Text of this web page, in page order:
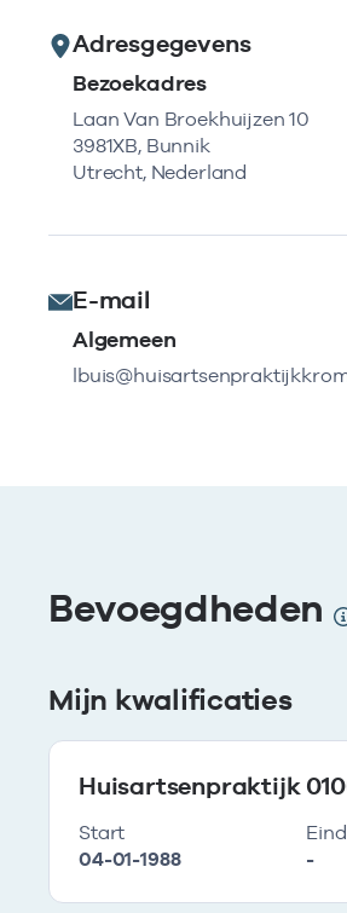
Adresgegevens
Bezoekadres
Laan Van Broekhuijzen 10
3981XB, Bunnik
Utrecht, Nederland
E-mail
Algemeen
Bevoegdheden
Mijn kwalificaties
Huisartsenpraktijk
Start
04-01-1988
-